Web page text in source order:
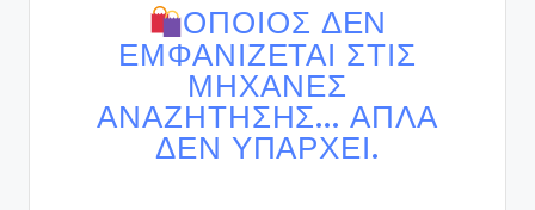
ΌΠΟΙΟΣ ΔΕΝ
ΕΜΦΑΝΊΖΕΤΑΙ ΣΤΙΣ
ΜΗΧΑΝΈΣ
ΑΝΑΖΉΤΗΣΗΣ... ΑΠΛΆ
ΔΕΝ ΥΠΆΡΧΕΙ.